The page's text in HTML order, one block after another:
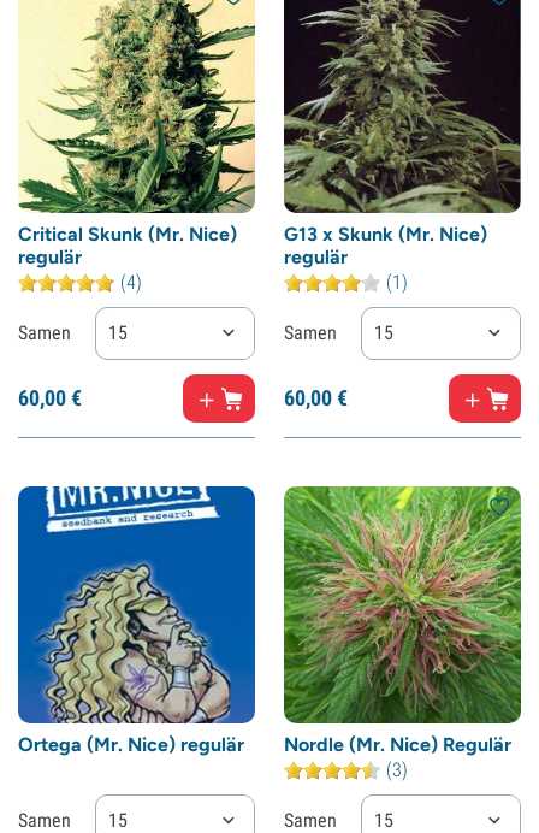
Critical Skunk (Mr. Nice)
regulär
(4)
Samen 15
60,00€
G13 x Skunk (Mr. Nice)
regulär
(1)
Samen 15
60,00€
Ortega (Mr. Nice) regulär
Samen 15
Nordle (Mr. Nice) Regulär
(3)
Samen 15